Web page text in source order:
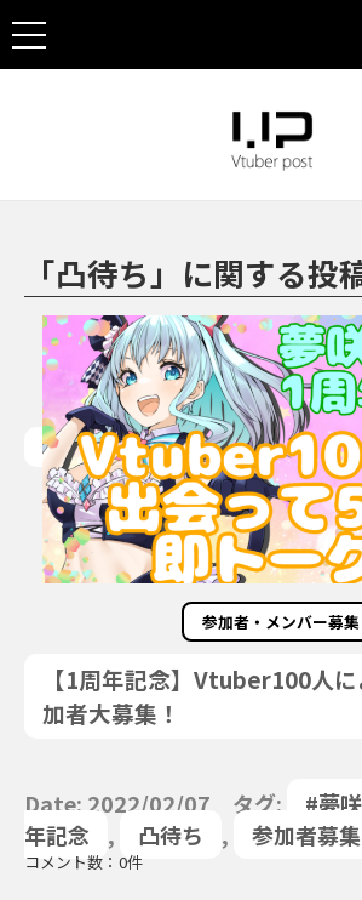
「凸待ち」に関する投
参加者・メンバー募集
【1周年記念】Vtuber100人
加者大募集！
Date: 2022/02/07 タグ: #夢
年記念
, 凸待ち , 参加者募集
コメント数：0件